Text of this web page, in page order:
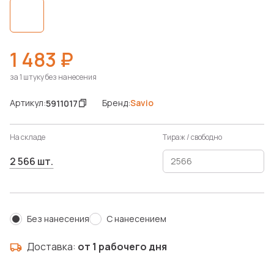
1 483 ₽
за 1 штуку без нанесения
Артикул:5911017 Бренд:Savio
На складе Тираж / свободно
2 566 шт.
Без нанесения С нанесением
Доставка: от 1 рабочего дня